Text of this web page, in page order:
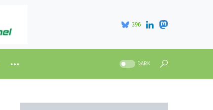
396
DARK